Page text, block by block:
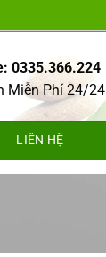
0335.366.224
Miễn Phí 24/24
LIÊN HỆ